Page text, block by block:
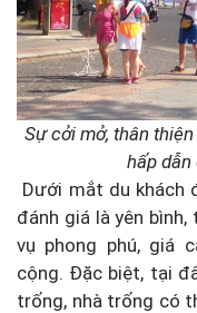
Sự cởi mở, thân
hấp dẫn
Dưới mắt du khách
đánh giá là yên
vụ phong phú, giá
cộng. Đặc biệt, tại
trống, nhà trống có